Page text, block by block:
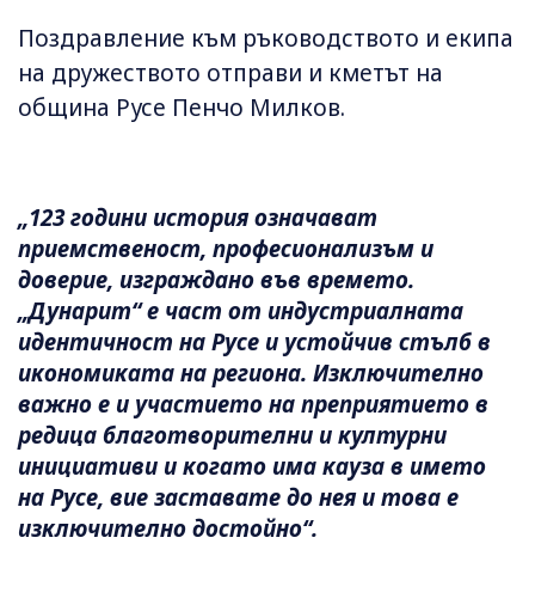
Поздравление към ръководството и екипа
на дружеството отправи и кметът на
община Русе Пенчо Милков.
„123 години история означават
приемственост, професионализъм и
доверие, изграждано във времето.
„Дунарит“ е част от индустриалната
идентичност на Русе и устойчив стълб в
икономиката на региона. Изключително
важно е и участието на преприятието в
редица благотворителни и културни
инициативи и когато има кауза в името
на Русе, вие заставате до нея и това е
изключително достойно“.